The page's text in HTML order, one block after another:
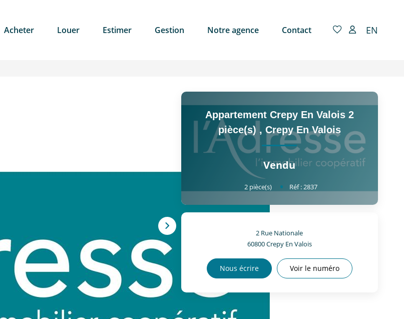
Acheter Louer Estimer Gestion Notre agence Contact EN
Appartement Crepy En Valois 2
pièce(s) , Crepy En Valois
Vendu
2 pièce(s) Réf :2837
2 Rue Nationale
60800Crepy En Valois
Nous écrire Voir le numéro